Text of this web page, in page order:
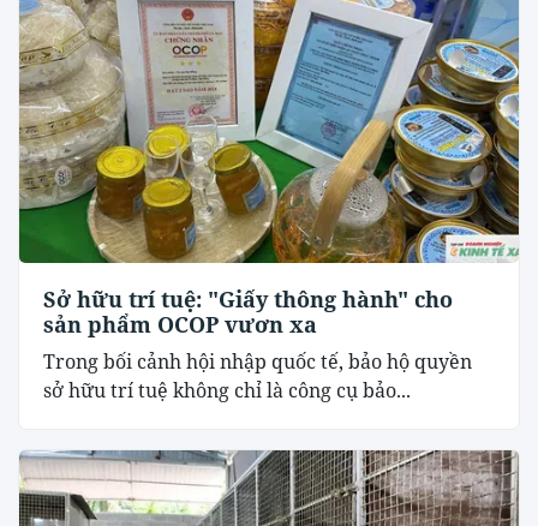
Sở hữu trí tuệ: "Giấy thông hành" cho
sản phẩm OCOP vươn xa
Trong bối cảnh hội nhập quốc tế, bảo hộ quyền
sở hữu trí tuệ không chỉ là công cụ bảo...